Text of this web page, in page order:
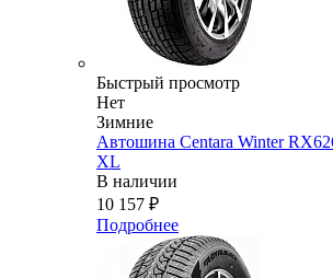
Быстрый просмотр
Нет
Зимние
Автошина Centara Winter
XL
В наличии
10 157 ₽
Подробнее